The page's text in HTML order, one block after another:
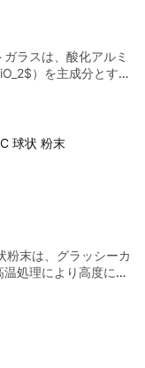
る高い加工汎用性
ラスは、酸化アルミ
）を主成分とする
、特に高温高圧環境
宙分野の覗き窓、高
2️⃣ 基本物性項目内容
- 1,000°C（ホウ
熱膨張係数3.5 -
・軟化点が高く、よ
適しています。高圧
（ゲージグラス）な
うる設計が可能で
り優れています。電
、電気的信頼性が求
ス透過性の低さ: ヘリ
装置の覗き窓やシー
球状 粉末
末は、グラッシーカ
処理により高度に黒
低アウトガス）およ
、流動性や充填性に
処理により結晶
化されている。 球状